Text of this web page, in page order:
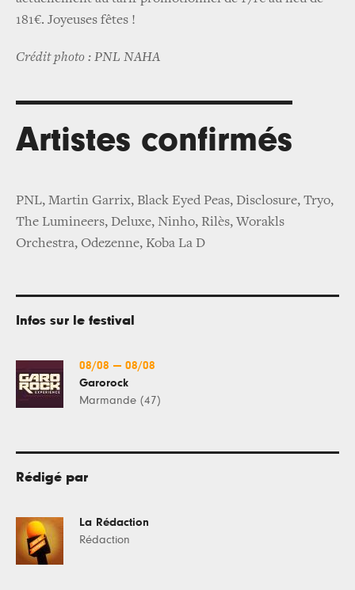
181€. Joyeuses fêtes !
Crédit photo : PNL NAHA
Artistes confirmés
PNL, Martin Garrix, Black Eyed Peas, Disclosure, Tryo,
The Lumineers, Deluxe, Ninho, Rilès, Worakls
Orchestra, Odezenne, Koba La D
Infos sur le festival
08/08 — 08/08
Garorock
Marmande (47)
Rédigé par
La Rédaction
Rédaction